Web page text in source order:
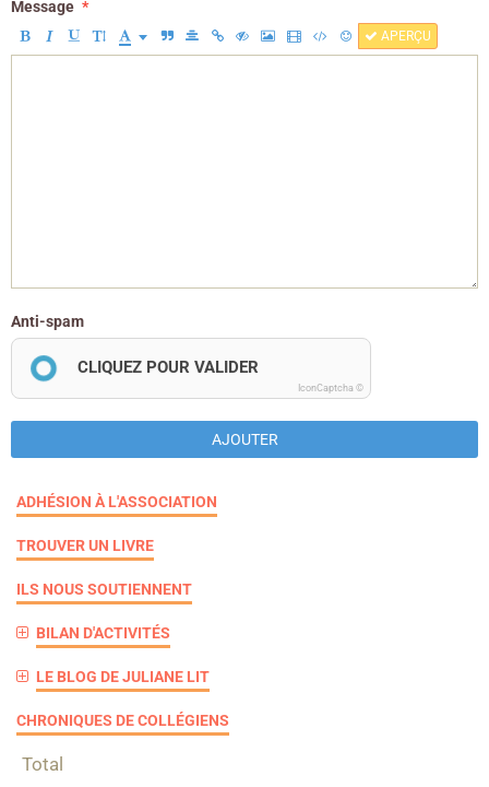
Message
APERÇU
Anti-spam
CLIQUEZ POUR VALIDER
IconCaptcha ©
AJOUTER
ADHÉSION À L'ASSOCIATION
TROUVER UN LIVRE
ILS NOUS SOUTIENNENT
BILAN D'ACTIVITÉS
LE BLOG DE JULIANE LIT
CHRONIQUES DE COLLÉGIENS
Total